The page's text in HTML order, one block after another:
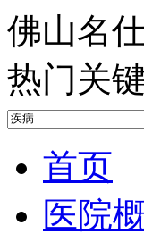
佛山名
热门关
首页
医院